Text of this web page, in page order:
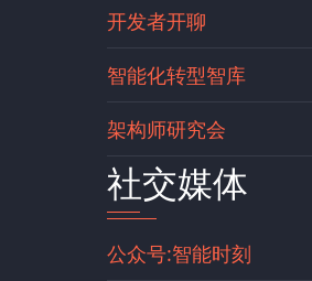
开发者开聊
智能化转型智库
架构师研究会
社交媒体
公众号:智能时刻